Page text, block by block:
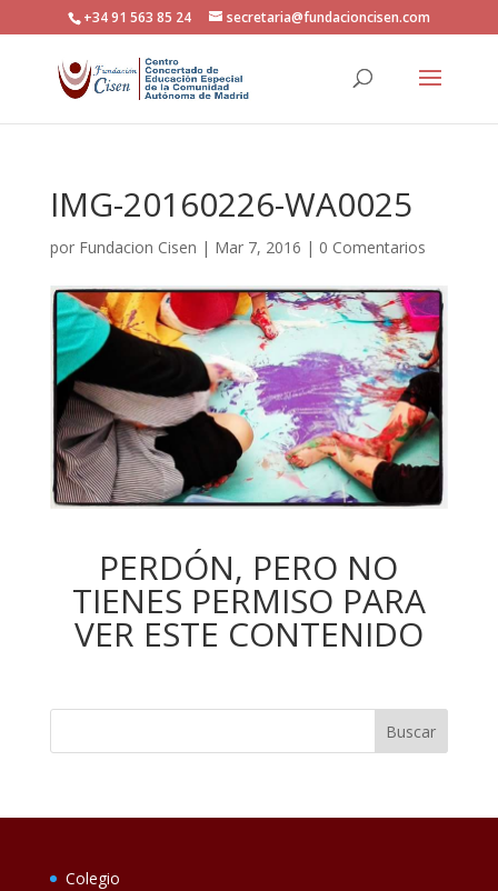
+34 91 563 85 24 secretaria@fundacioncisen.com
IMG-20160226-WA0025
por Fundacion Cisen | Mar 7, 2016 | 0 Comentarios
PERDÓN, PERO NO
TIENES PERMISO PARA
VER ESTE CONTENIDO
Colegio